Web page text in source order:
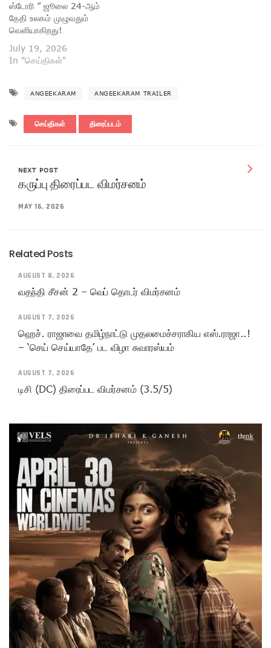
ஸ்டோரி ” ஜூலை 24-ஆம்
தேதி உலகம் முழுவதும்
வெளியாகிறது!
July 19, 2026
In "செய்திகள்"
ANGEEKARAM ANGEEKARAM TRAILER
செய்திகள் திரைப்படம்
NEXT POST
கருப்பு திரைப்பட விமர்சனம்
MAY 16, 2026
Related Posts
AUGUST 8, 2026
வதந்தி சீசன் 2 – வெப் தொடர் விமர்சனம்
AUGUST 7, 2026
ஹெச். ராஜாவை தமிழ்நாட்டு முதலமைச்சராகிய எஸ்.ராஜா..!
– ‘செய் செய்யாதே’ பட விழா சுவாரஸ்யம்
AUGUST 7, 2026
டிசி (DC) திரைப்பட விமர்சனம் (3.5/5)